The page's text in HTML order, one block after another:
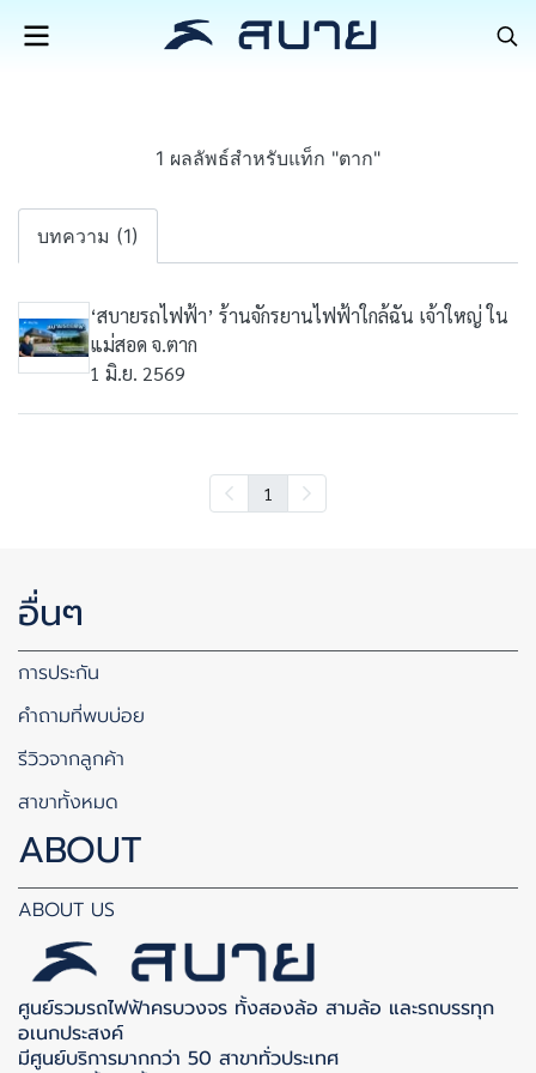
1 ผลลัพธ์สำหรับแท็ก "ตาก"
บทความ (1)
‘สบายรถไฟฟ้า’ ร้านจักรยานไฟฟ้าใกล้ฉัน เจ้าใหญ่ ใน
แม่สอด จ.ตาก
1 มิ.ย. 2569
1
อื่นๆ
การประกัน
คำถามที่พบบ่อย
รีวิวจากลูกค้า
สาขาทั้งหมด
ABOUT
ABOUT US
ศูนย์รวมรถไฟฟ้าครบวงจร ทั้งสองล้อ สามล้อ และรถบรรทุก
อเนกประสงค์
มีศูนย์บริการมากกว่า 50 สาขาทั่วประเทศ